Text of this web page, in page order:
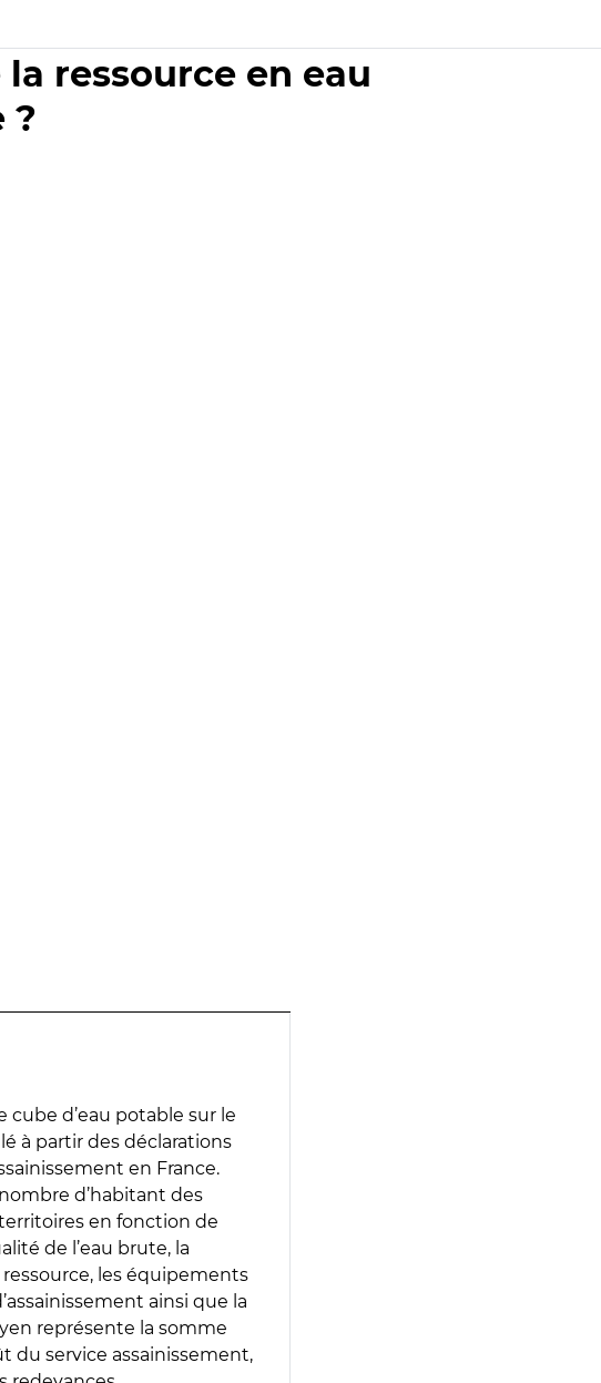
ressource en eau
?
d’eau potable sur le
à partir des déclarations
en France.
d’habitant des
en fonction de
de l’eau brute, la
les équipements
ainsi que la
représente la somme
du service assainissement,